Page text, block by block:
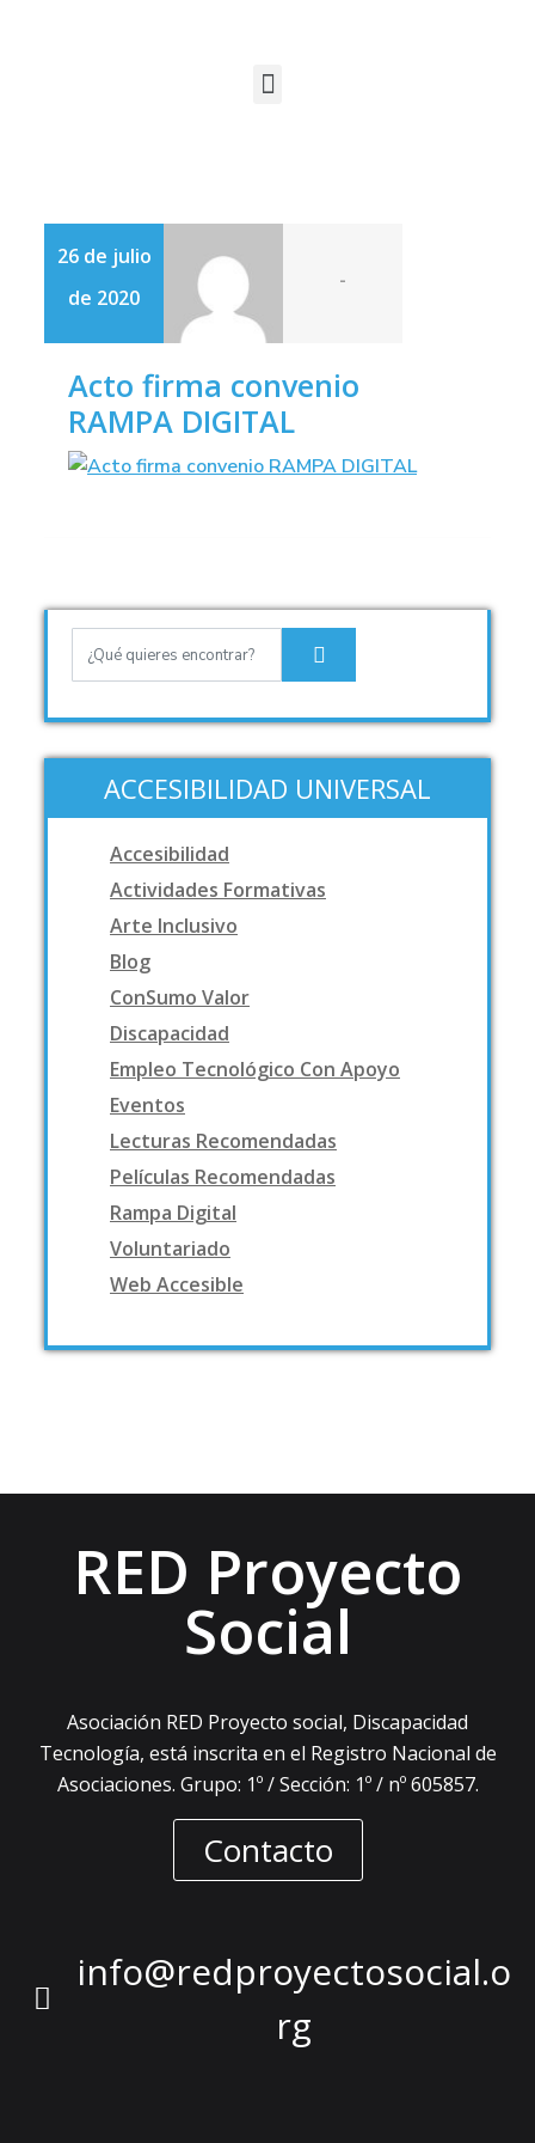
26 de julio
de 2020
-
Acto firma convenio
RAMPA DIGITAL
ACCESIBILIDAD UNIVERSAL
Accesibilidad
Actividades Formativas
Arte Inclusivo
Blog
ConSumo Valor
Discapacidad
Empleo Tecnológico Con Apoyo
Eventos
Lecturas Recomendadas
Películas Recomendadas
Rampa Digital
Voluntariado
Web Accesible
RED Proyecto
Social
Asociación RED Proyecto social, Discapacidad
Tecnología, está inscrita en el Registro Nacional de
Asociaciones. Grupo: 1º / Sección: 1º / nº 605857.
Contacto
info@redproyectosocial.o
rg